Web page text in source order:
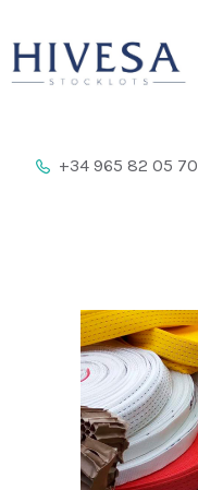
+34 965 82 05 70
INICIO